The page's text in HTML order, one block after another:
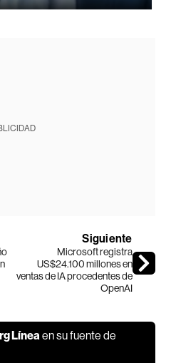
Siguiente
Microsoft registra
US$24.100 millones en
ventas de IA procedentes de
OpenAI
Líneaen su fuente de